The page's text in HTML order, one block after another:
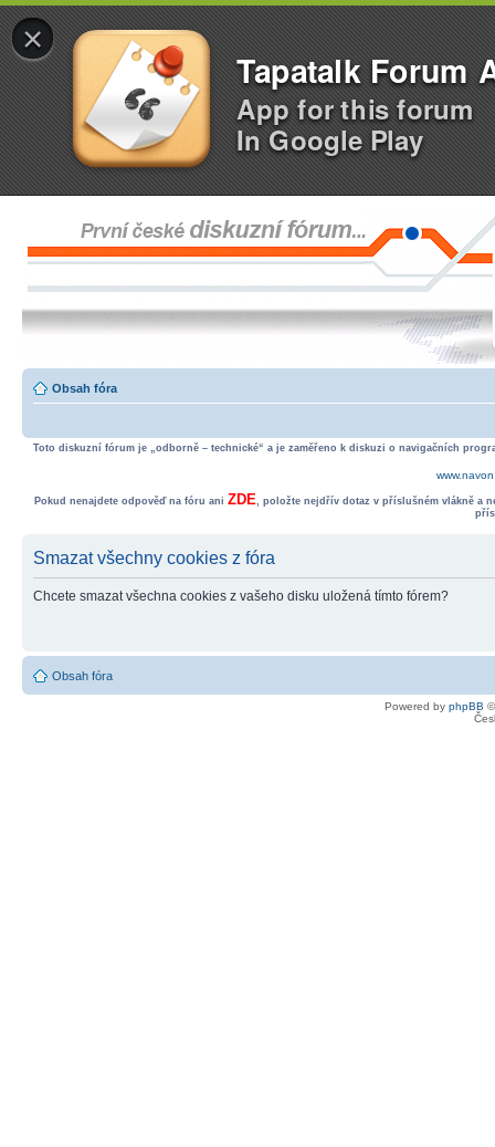
×
Tapatalk Forum
App for this forum
In Google Play
Obsah fóra
Toto diskuzní fórum je „odborně – technické“ a je zaměřeno k diskuzi o navigačních
Pokud nenajdete odpověď na fóru ani ZDE, položte nejdřív dotaz v příslušném vlákně a
Smazat všechny cookies z fóra
Chcete smazat všechna cookies z vašeho disku uložená tímto fórem?
Obsah fóra
Powered by phpBB